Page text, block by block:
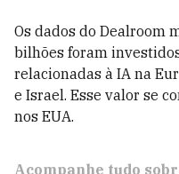
Os dados do Dealroom
bilhões foram
relacionadas à IA na
e Israel. Esse valor se
nos EUA.
Acompanhe tudo